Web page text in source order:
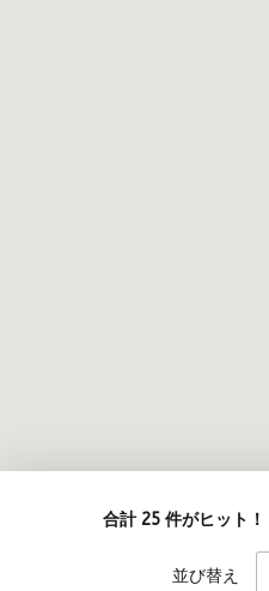
合計 25 件がヒット
並び替え